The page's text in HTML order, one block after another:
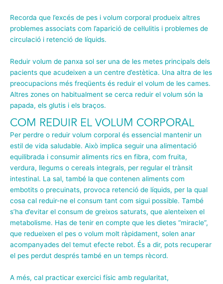
Recorda que l’excés de pes i volum corporal produeix altres
problemes associats com l’aparició de cel·lulitis i problemes de
circulació i retenció de líquids.
Reduir volum de panxa sol ser una de les metes principals dels
pacients que acudeixen a un centre d’estètica. Una altra de les
preocupacions més freqüents és reduir el volum de les cames.
Altres zones on habitualment se cerca reduir el volum són la
papada, els glutis i els braços.
COM REDUIR EL VOLUM CORPORAL
Per perdre o reduir volum corporal és essencial mantenir un
estil de vida saludable. Això implica seguir una alimentació
equilibrada i consumir aliments rics en fibra, com fruita,
verdura, llegums o cereals integrals, per regular el trànsit
intestinal. La sal, també la que contenen aliments com
embotits o precuinats, provoca retenció de líquids, per la qual
cosa cal reduir-ne el consum tant com sigui possible. També
s’ha d’evitar el consum de greixos saturats, que alenteixen el
metabolisme. Has de tenir en compte que les dietes “miracle”,
que redueixen el pes o volum molt ràpidament, solen anar
acompanyades del temut efecte rebot. És a dir, pots recuperar
el pes perdut després també en un temps rècord.
A més, cal practicar exercici físic amb regularitat,